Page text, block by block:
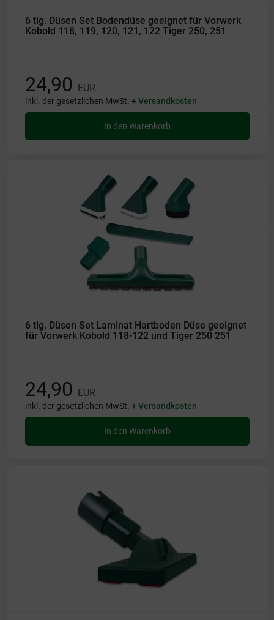
6 tlg. Düsen Set Bodendüse geeignet für Vorwerk
Kobold 118, 119, 120, 121, 122 Tiger 250, 251
24,90 EUR
inkl. der gesetzlichen MwSt. +Versandkosten
In den Warenkorb
6 tlg. Düsen Set Laminat Hartboden Düse geeignet
für Vorwerk Kobold 118-122 und Tiger 250 251
24,90 EUR
inkl. der gesetzlichen MwSt. +Versandkosten
In den Warenkorb